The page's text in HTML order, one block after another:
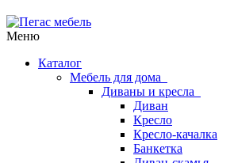
Меню
Каталог
Мебель для дома
Диваны и кресла
Диван
Кресло
Кресло-качалка
Банкетка